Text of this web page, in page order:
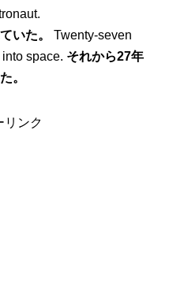
いた。
Twenty-seven
space. それから27年
。
リンク